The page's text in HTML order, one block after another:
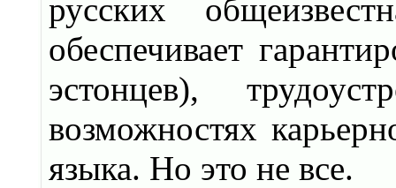
русских
обеспечивает
эстонцев),
возможностях
языка. Но это не все.